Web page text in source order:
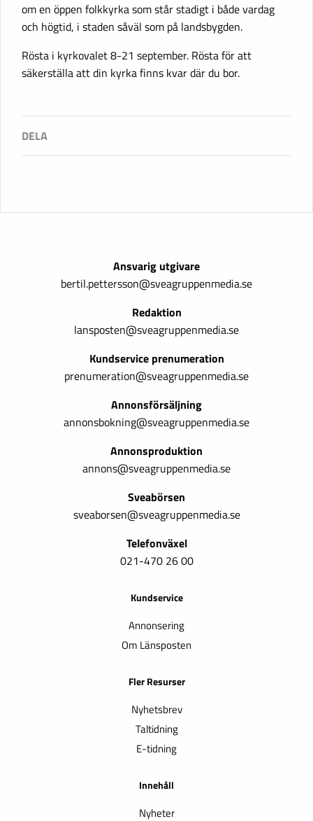
om en öppen folkkyrka som står stadigt i både vardag
och högtid, i staden såväl som på landsbygden.
Rösta i kyrkovalet 8-21 september. Rösta för att
säkerställa att din kyrka finns kvar där du bor.
Ansvarig utgivare
bertil.pettersson@sveagruppenmedia.se
Redaktion
lansposten@sveagruppenmedia.se
Kundservice prenumeration
prenumeration@sveagruppenmedia.se
Annonsförsäljning
annonsbokning@sveagruppenmedia.se
Annonsproduktion
annons@sveagruppenmedia.se
Sveabörsen
sveaborsen@sveagruppenmedia.se
Telefonväxel
021-470 26 00
Kundservice
Annonsering
Om Länsposten
Fler Resurser
Nyhetsbrev
Taltidning
E-tidning
Innehåll
Nyheter